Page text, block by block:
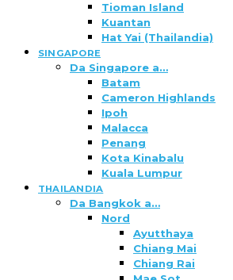
Tioman Island
Kuantan
Hat Yai (Thailandia)
SINGAPORE
Da Singapore a…
Batam
Cameron Highlands
Ipoh
Malacca
Penang
Kota Kinabalu
Kuala Lumpur
THAILANDIA
Da Bangkok a…
Nord
Ayutthaya
Chiang Mai
Chiang Rai